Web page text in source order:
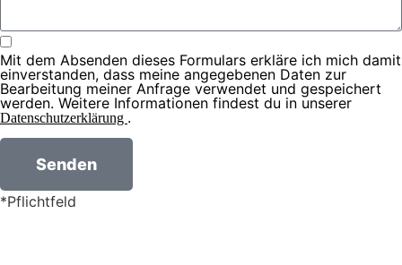
Mit dem Absenden dieses Formulars erkläre ich mich damit
einverstanden, dass meine angegebenen Daten zur
Bearbeitung meiner Anfrage verwendet und gespeichert
werden. Weitere Informationen findest du in unserer
Datenschutzerklärung .
Senden
*Pflichtfeld